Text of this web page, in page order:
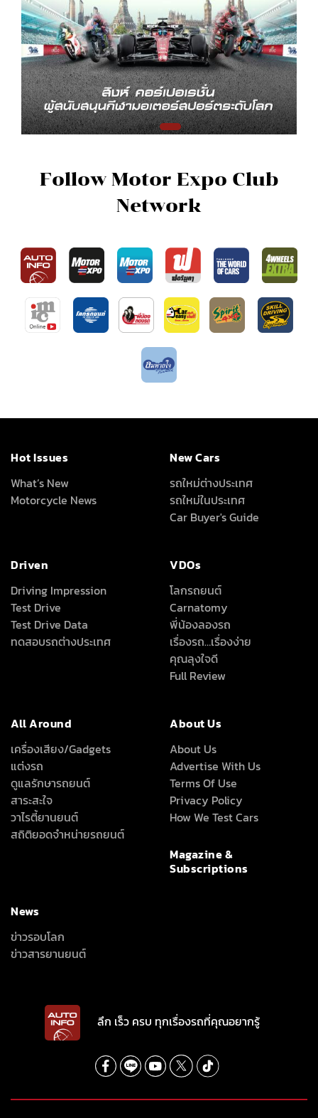
Follow Motor Expo Club
Network
Hot Issues
What’s New
Motorcycle News
New Cars
รถใหม่ต่างประเทศ
รถใหม่ในประเทศ
Car Buyer's Guide
Driven
Driving Impression
Test Drive
Test Drive Data
ทดสอบรถต่างประเทศ
VDOs
โลกรถยนต์
Carnatomy
พี่น้องลองรถ
เรื่องรถ…เรื่องง่าย
คุณลุงใจดี
Full Review
All Around
เครื่องเสียง/Gadgets
แต่งรถ
ดูแลรักษารถยนต์
สาระสะใจ
วาไรตี้ยานยนต์
สถิติยอดจำหน่ายรถยนต์
About Us
About Us
Advertise With Us
Terms Of Use
Privacy Policy
How We Test Cars
Magazine &
Subscriptions
News
ข่าวรอบโลก
ข่าวสารยานยนต์
ลึก เร็ว ครบ ทุกเรื่องรถที่คุณอยากรู้